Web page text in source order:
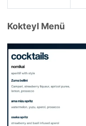
Kokteyl Menü